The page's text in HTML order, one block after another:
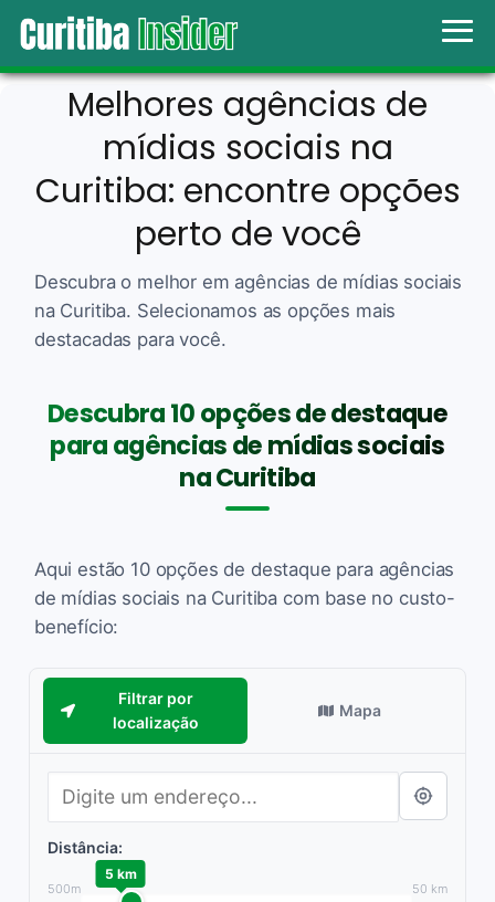
Melhores agências de
mídias sociais na
Curitiba: encontre opções
perto de você
Descubra o melhor em agências de mídias sociais
na Curitiba. Selecionamos as opções mais
destacadas para você.
Descubra 10 opções de destaque
para agências de mídias sociais
na Curitiba
Aqui estão 10 opções de destaque para agências
de mídias sociais na Curitiba com base no custo-
benefício:
Filtrar por
localização
Mapa
Distância:
500m
5 km
50 km